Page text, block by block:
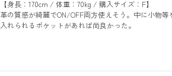
【身長：170cm / 体重：70kg / 購入サイズ：F】
革の質感が綺麗でON/OFF両方使えそう。中に小物等
入れられるポケットがあれば尚良かった。